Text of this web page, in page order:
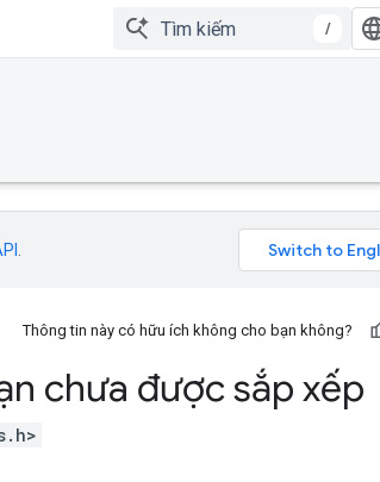
/
Thông tin này có hữu ích không cho bạn không?
chưa được sắp xếp